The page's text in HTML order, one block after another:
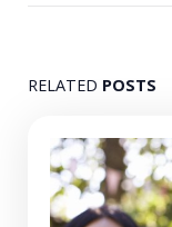
RELATED POSTS